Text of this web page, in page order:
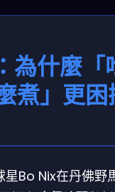
為什麼「
煮」更困
星Bo Nix在丹佛野